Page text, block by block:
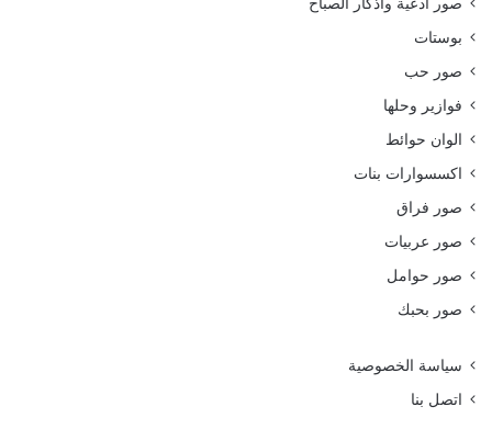
صور أدعية وأذكار الصباح
بوستات
صور حب
فوازير وحلها
الوان حوائط
اكسسوارات بنات
صور فراق
صور عربيات
صور حوامل
صور بحبك
سياسة الخصوصية
اتصل بنا